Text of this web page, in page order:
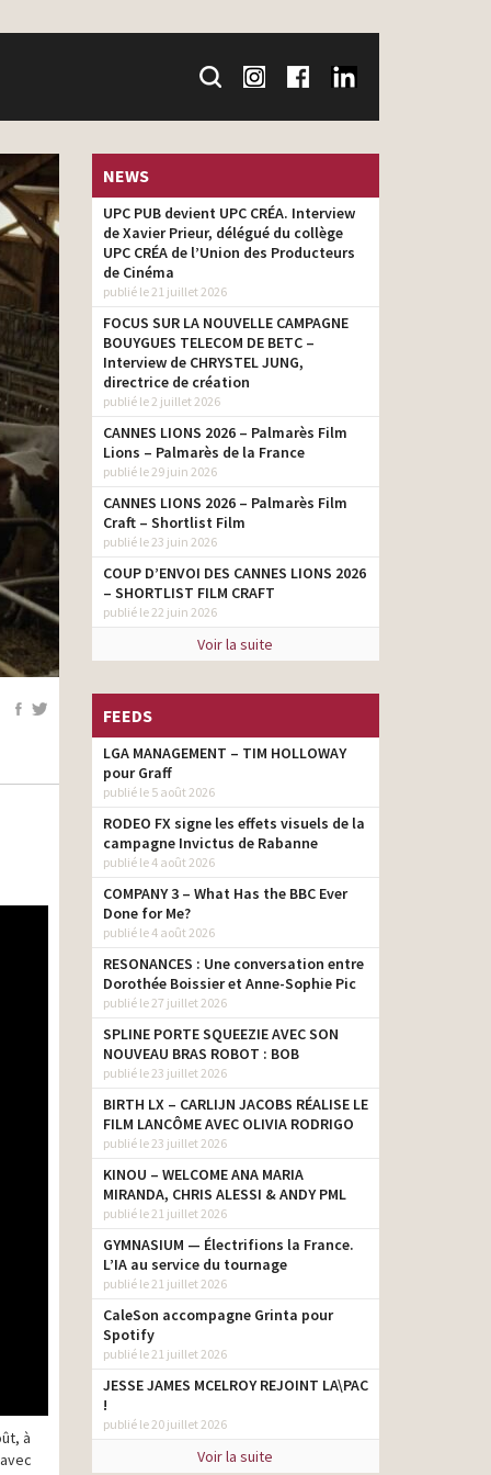
à
NEWS
UPC PUB devient UPC CRÉA. Interview
de Xavier Prieur, délégué du collège
UPC CRÉA de l’Union des Producteurs
de Cinéma
publié le 21 juillet 2026
FOCUS SUR LA NOUVELLE CAMPAGNE
BOUYGUES TELECOM DE BETC –
Interview de CHRYSTEL JUNG,
directrice de création
publié le 2 juillet 2026
CANNES LIONS 2026 – Palmarès Film
Lions – Palmarès de la France
publié le 29 juin 2026
CANNES LIONS 2026 – Palmarès Film
Craft – Shortlist Film
publié le 23 juin 2026
COUP D’ENVOI DES CANNES LIONS 2026
– SHORTLIST FILM CRAFT
publié le 22 juin 2026
Voir la suite
FEEDS
LGA MANAGEMENT – TIM HOLLOWAY
pour Graff
publié le 5 août 2026
RODEO FX signe les effets visuels de la
campagne Invictus de Rabanne
publié le 4 août 2026
COMPANY 3 – What Has the BBC Ever
Done for Me?
publié le 4 août 2026
RESONANCES : Une conversation entre
Dorothée Boissier et Anne-Sophie Pic
publié le 27 juillet 2026
SPLINE PORTE SQUEEZIE AVEC SON
NOUVEAU BRAS ROBOT : BOB
publié le 23 juillet 2026
BIRTH LX – CARLIJN JACOBS RÉALISE LE
FILM LANCÔME AVEC OLIVIA RODRIGO
publié le 23 juillet 2026
KINOU – WELCOME ANA MARIA
MIRANDA, CHRIS ALESSI & ANDY PML
publié le 21 juillet 2026
GYMNASIUM — Électrifions la France.
L’IA au service du tournage
publié le 21 juillet 2026
CaleSon accompagne Grinta pour
Spotify
publié le 21 juillet 2026
JESSE JAMES MCELROY REJOINT LA\PAC
!
publié le 20 juillet 2026
Voir la suite